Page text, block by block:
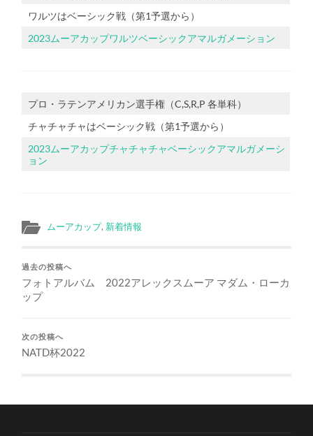
ワルツはベーシック戦（第1予選から）
2023ムーアカップワルツベーシックアマルガメーション
プロ・ラテンアメリカン選手権（C,S,R,P 各単科）
チャチャチャはベーシック戦（第1予選から）
2023ムーアカップチャチャチャベーシックアマルガメーシ
ョン
ムーアカップ, 新着情報
過去の投稿へ
フォトアルバム 2022アレックスムーア マダム・ローカ
ップ
次の投稿へ
NATD杯2022